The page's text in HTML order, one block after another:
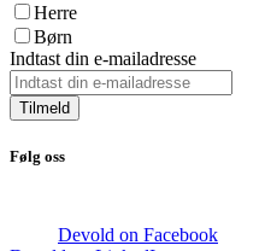
Herre
Børn
Indtast din e-mailadresse
Tilmeld
Følg oss
Devold on Facebook